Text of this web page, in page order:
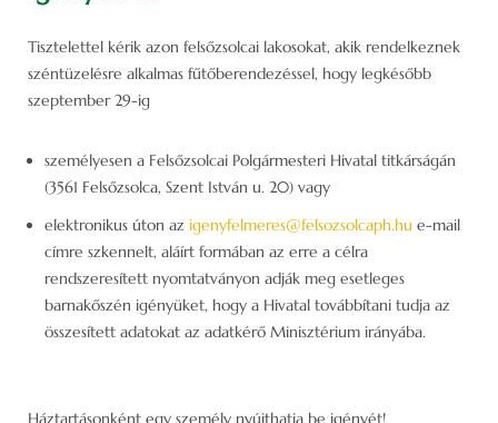
Tisztelettel kérik azon felsőzsolcai lakosokat, akik rendelkeznek
széntüzelésre alkalmas fűtőberendezéssel, hogy legkésőbb
szeptember 29-ig
személyesen a Felsőzsolcai Polgármesteri Hivatal titkárságán
(3561 Felsőzsolca, Szent István u. 20) vagy
elektronikus úton az igenyfelmeres@felsozsolcaph.hu e-mail
címre szkennelt, aláírt formában az erre a célra
rendszeresített nyomtatványon adják meg esetleges
barnakőszén igényüket, hogy a Hivatal továbbítani tudja az
összesített adatokat az adatkérő Minisztérium irányába.
Háztartásonként egy személy nyújthatja be igényét!